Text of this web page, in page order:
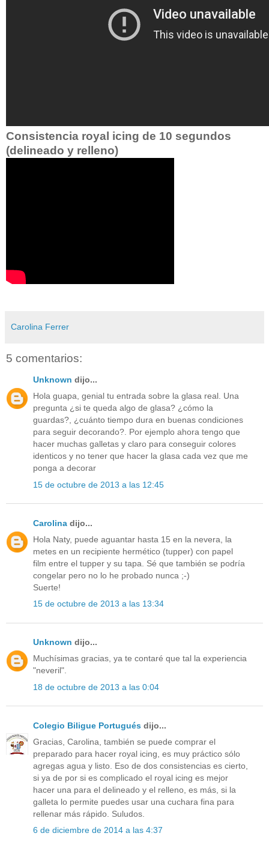
Consistencia royal icing de 10 segundos
(delineado y relleno)
Carolina Ferrer
5 comentarios:
Unknown dijo...
Hola guapa, genial tu entrada sobre la glasa real. Una
pregunta ¿si te queda algo de glasa? ¿cómo la
guardas?, ¿cuánto tiempo dura en buenas condiciones
para seguir decorando?. Por ejemplo ahora tengo que
hacer muchas galletas y claro para conseguir colores
identicos y no tener que hacer la glasa cada vez que me
ponga a decorar
15 de octubre de 2013 a las 12:45
Carolina dijo...
Hola Naty, puede aguantar hasta 15 en la nevera, la
metes en un recipiente hermético (tupper) con papel
film entre el tupper y su tapa. Sé que también se podría
congelar pero no lo he probado nunca ;-)
Suerte!
15 de octubre de 2013 a las 13:34
Unknown dijo...
Muchísimas gracias, ya te contaré que tal la experiencia
"neveril".
18 de octubre de 2013 a las 0:04
Colegio Biligue Portugués dijo...
Gracias, Carolina, también se puede comprar el
preparado para hacer royal icing, es muy práctico sólo
agregas agua y listo. Eso de dos consistencias es cierto,
si ya de por si es complicado el royal icing es mejor
hacer una para el delineado y el relleno, es más, si la
galleta lo permite puedes usar una cuchara fina para
rellenar más rápido. Suludos.
6 de diciembre de 2014 a las 4:37